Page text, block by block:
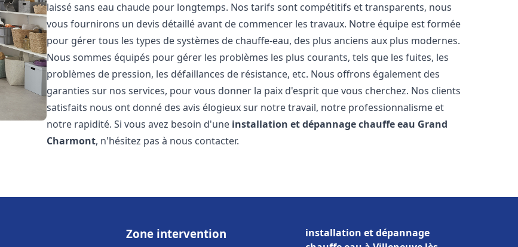
laissé sans eau chaude pour longtemps. Nos tarifs sont compétitifs et transparents, nous
vous fournirons un devis détaillé avant de commencer les travaux. Notre équipe est formée
pour gérer tous les types de systèmes de chauffe-eau, des plus anciens aux plus modernes.
Nous sommes équipés pour gérer les problèmes les plus courants, tels que les fuites, les
problèmes de pression, les défaillances de résistance, etc. Nous offrons également des
garanties sur nos services, pour vous donner la paix d'esprit que vous cherchez. Nos clients
satisfaits nous ont donné des avis élogieux sur notre travail, notre professionnalisme et
notre rapidité. Si vous avez besoin d'une installation et dépannage chauffe eau Grand
Charmont, n'hésitez pas à nous contacter.
Zone intervention
installation et dépannage